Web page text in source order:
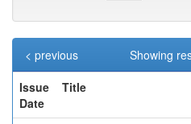
Showing
< previous
Issue
Date
Title